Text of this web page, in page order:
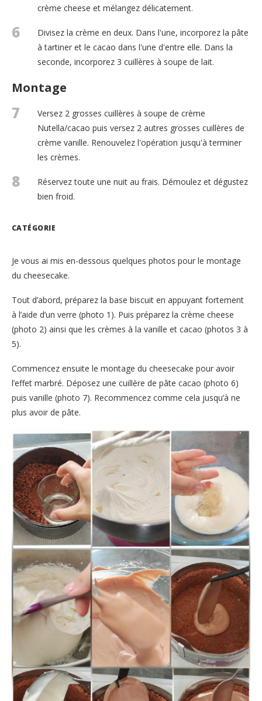
crème cheese et mélangez délicatement.
6
Divisez la crème en deux. Dans l'une, incorporez la pâte
à tartiner et le cacao dans l'une d'entre elle. Dans la
seconde, incorporez 3 cuillères à soupe de lait.
Montage
7
Versez 2 grosses cuillères à soupe de crème
Nutella/cacao puis versez 2 autres grosses cuillères de
crème vanille. Renouvelez l'opération jusqu'à terminer
les crèmes.
8
Réservez toute une nuit au frais. Démoulez et dégustez
bien froid.
CATÉGORIE
Je vous ai mis en-dessous quelques photos pour le montage
du cheesecake.
Tout d’abord, préparez la base biscuit en appuyant fortement
à l’aide d’un verre (photo 1). Puis préparez la crème cheese
(photo 2) ainsi que les crèmes à la vanille et cacao (photos 3 à
5).
Commencez ensuite le montage du cheesecake pour avoir
l’effet marbré. Déposez une cuillère de pâte cacao (photo 6)
puis vanille (photo 7). Recommencez comme cela jusqu’à ne
plus avoir de pâte.